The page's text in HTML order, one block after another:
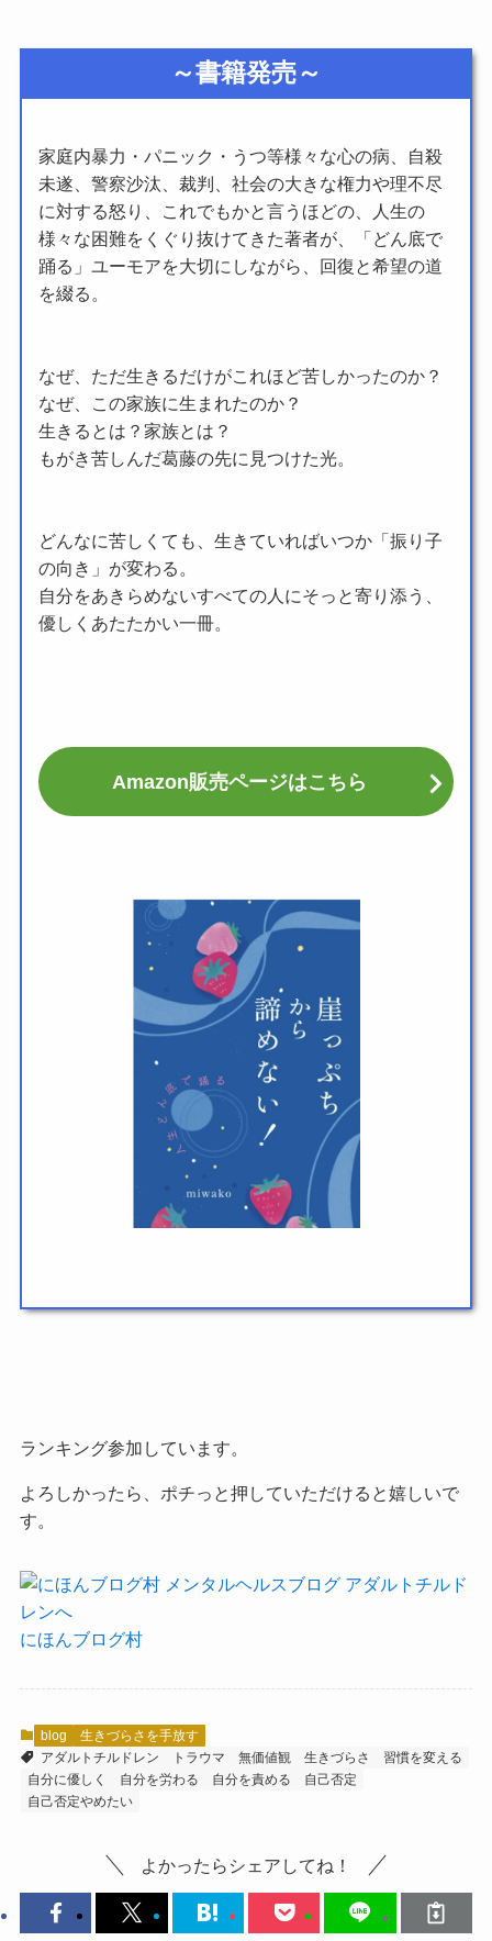
～書籍発売～
家庭内暴力・パニック・うつ等様々な心の病、自殺
未遂、警察沙汰、裁判、社会の大きな権力や理不尽
に対する怒り、これでもかと言うほどの、人生の
様々な困難をくぐり抜けてきた著者が、「どん底で
踊る」ユーモアを大切にしながら、回復と希望の道
を綴る。
なぜ、ただ生きるだけがこれほど苦しかったのか？
なぜ、この家族に生まれたのか？
生きるとは？家族とは？
もがき苦しんだ葛藤の先に見つけた光。
どんなに苦しくても、生きていればいつか「振り子
の向き」が変わる。
自分をあきらめないすべての人にそっと寄り添う、
優しくあたたかい一冊。
Amazon販売ページはこちら
ランキング参加しています。
よろしかったら、ポチっと押していただけると嬉しいで
す。
にほんブログ村
blog
生きづらさを手放す
アダルトチルドレン
トラウマ 無価値観 生きづらさ
習慣を変える
自分に優しく
自分を労わる 自分を責める
自己否定
自己否定やめたい
よかったらシェアしてね！